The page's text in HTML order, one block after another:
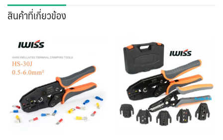
สินค้าที่เกี่ยวข้อง